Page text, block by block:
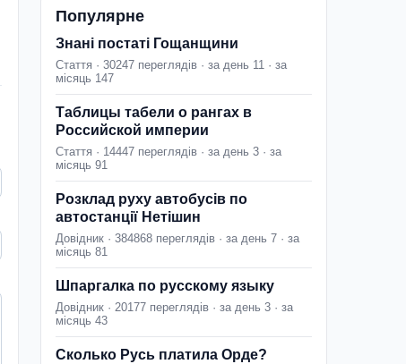
Популярне
Знані постаті Гощанщини
Стаття · 30247 переглядів · за день 11 · за
місяць 147
Таблицы табели о рангах в
Российской империи
Стаття · 14447 переглядів · за день 3 · за
місяць 91
Розклад руху автобусів по
автостанції Нетішин
Довідник · 384868 переглядів · за день 7 · за
місяць 81
Шпаргалка по русскому языку
Довідник · 20177 переглядів · за день 3 · за
місяць 43
Сколько Русь платила Орде?